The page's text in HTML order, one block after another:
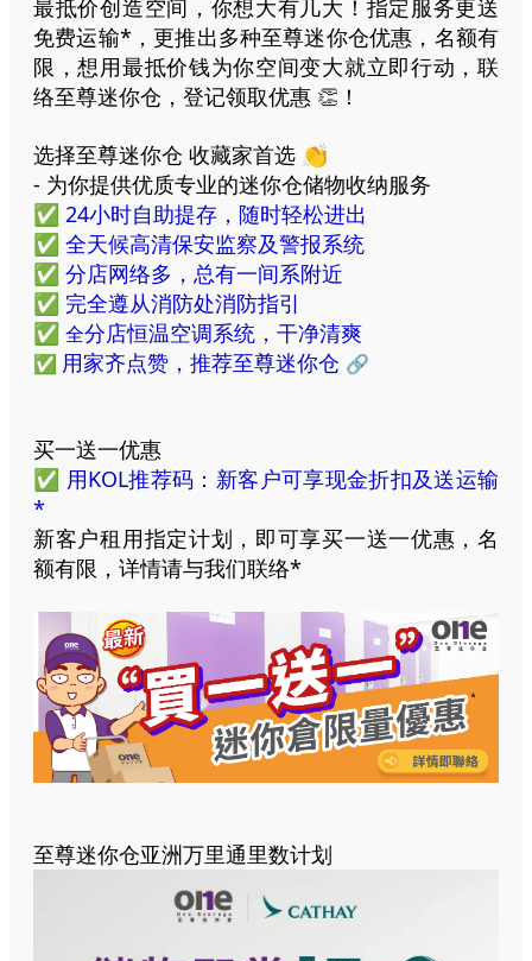
最抵价创造空间，你想大有几大！指定服务更送
免费运输*，更推出多种至尊迷你仓优惠，名额有
限，想用最抵价钱为你空间变大就立即行动，联
络至尊迷你仓，登记领取优惠 👏 ！
选择至尊迷你仓 收藏家首选 👏
- 为你提供优质专业的迷你仓储物收纳服务
✅ 24小时自助提存，随时轻松进出
✅ 全天候高清保安监察及警报系统
✅ 分店网络多，总有一间系附近
✅ 完全遵从消防处消防指引
✅ 全分店恒温空调系统，干净清爽
✅ 用家齐点赞，推荐至尊迷你仓 🔗
买一送一优惠
✅ 用KOL推荐码：新客户可享现金折扣及送运输
*
新客户租用指定计划，即可享买一送一优惠，名
额有限，详情请与我们联络*
至尊迷你仓亚洲万里通里数计划